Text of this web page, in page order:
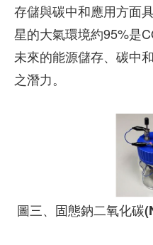
存儲與碳中和應用方面
星的大氣環境約95%是
未來的能源儲存、碳中
之潛力。
圖三、固態鈉二氧化碳